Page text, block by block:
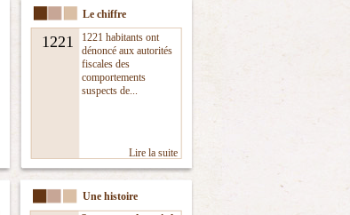
Le chiffre
1221
1221 habitants ont
dénoncé aux autorités
fiscales des
comportements
suspects de...
Lire la suite
Une histoire